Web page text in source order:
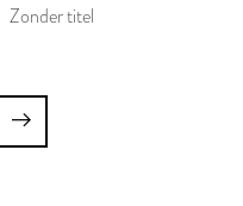
Zonder titel